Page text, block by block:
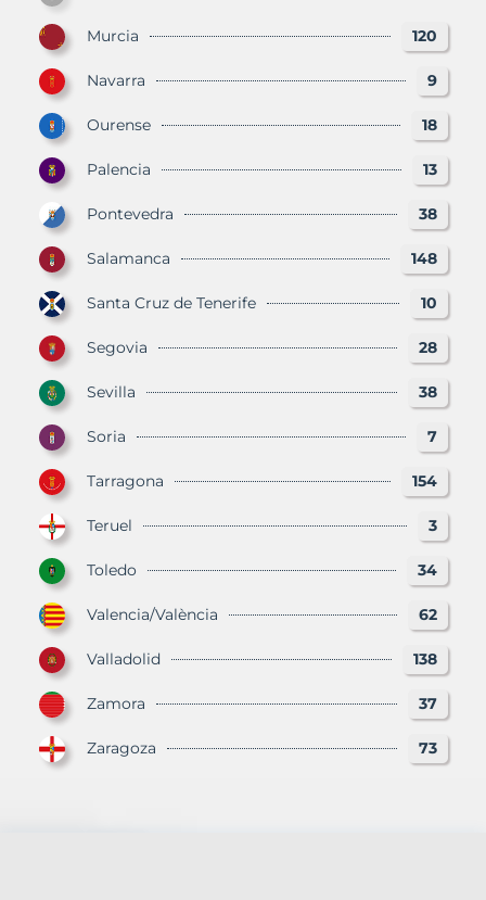
Murcia 120
Navarra 9
Ourense 18
Palencia 13
Pontevedra 38
Salamanca 148
Santa Cruz de Tenerife 10
Segovia 28
Sevilla 38
Soria 7
Tarragona 154
Teruel 3
Toledo 34
Valencia/València 62
Valladolid 138
Zamora 37
Zaragoza 73